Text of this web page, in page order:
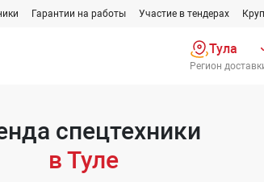
Гарантии на работы Участие в тендерах
Тула
Регион
спецтехники
в Туле